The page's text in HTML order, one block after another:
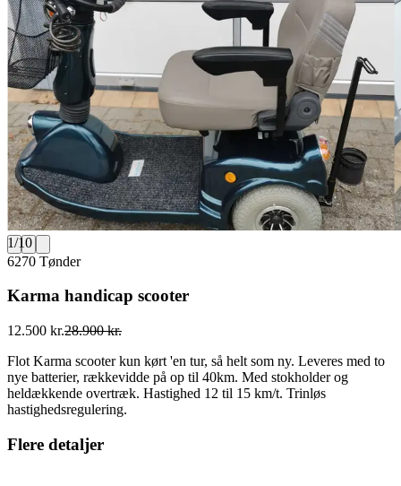
1/10
6270 Tønder
Karma handicap scooter
12.500 kr.28.900 kr.
Flot Karma scooter kun kørt 'en tur, så helt som ny. Leveres med to
nye batterier, rækkevidde på op til 40km. Med stokholder og
heldækkende overtræk. Hastighed 12 til 15 km/t. Trinløs
hastighedsregulering.
Flere detaljer